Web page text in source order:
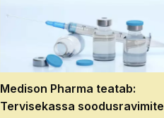
Medison Pharma teatab:
Tervisekassa soodusravimite